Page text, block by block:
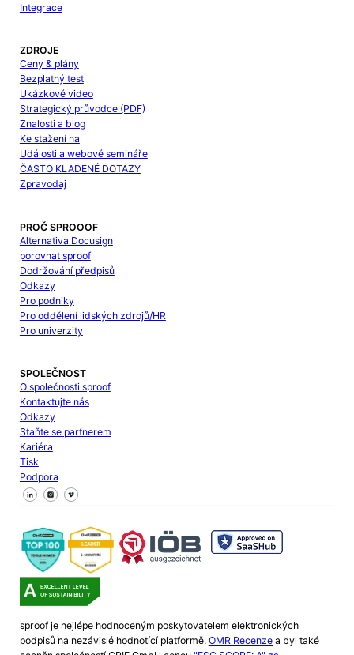
Integrace
ZDROJE
Ceny & plány
Bezplatný test
Ukázkové video
Strategický průvodce (PDF)
Znalosti a blog
Ke stažení na
Události a webové semináře
ČASTO KLADENÉ DOTAZY
Zpravodaj
PROČ SPROOOF
Alternativa Docusign
porovnat sproof
Dodržování předpisů
Odkazy
Pro podniky
Pro oddělení lidských zdrojů/HR
Pro univerzity
SPOLEČNOST
O společnosti sproof
Kontaktujte nás
Odkazy
Staňte se partnerem
Kariéra
Tisk
Podpora
Sledujte nás na Facebooku
Sledujte nás na X
Sledujte nás na LinkedIn
sproof je nejlépe hodnoceným poskytovatelem elektronických
podpisů na nezávislé hodnotící platformě. OMR Recenzea byl také